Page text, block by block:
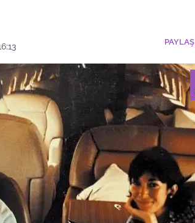
PAYLAŞ